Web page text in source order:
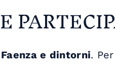
e dintorni.